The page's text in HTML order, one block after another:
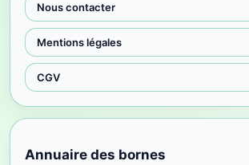
Nous contacter
Mentions légales
CGV
Annuaire des bornes